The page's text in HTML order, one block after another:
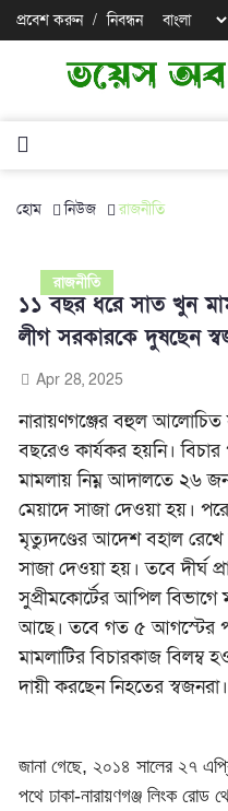
প্রবেশ করুন / নিবন্ধন
হোম নিউজ রাজনীতি
রাজনীতি
১১ বছর ধরে সাত খুন
লীগ সরকারকে দুষছেন
Apr 28, 2025
নারায়ণগঞ্জের বহুল
বছরেও কার্যকর হয়নি।
মামলায় নিম্ন আদালতে ২৬
মেয়াদে সাজা দেওয়া হয়।
মৃত্যুদণ্ডের আদেশ বহাল রেখে
সাজা দেওয়া হয়। তবে দীর্ঘ
সুপ্রীমকোর্টের আপিল
আছে। তবে গত ৫ আগস্টের
মামলাটির বিচারকাজ
দায়ী করছেন নিহতের
জানা গেছে, ২০১৪ সালের ২৭
পথে ঢাকা-নারায়ণগঞ্জ লিংক রোড